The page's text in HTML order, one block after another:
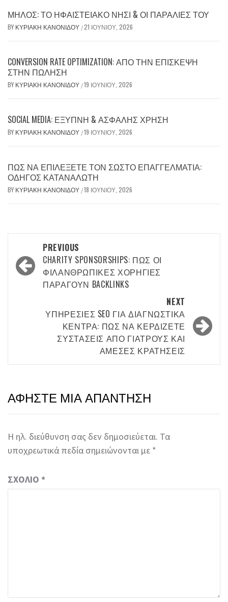
ΜΉΛΟΣ: ΤΟ ΗΦΑΙΣΤΕΙΑΚΌ ΝΗΣΊ & ΟΙ ΠΑΡΑΛΊΕΣ ΤΟΥ
BY ΚΥΡΙΑΚΉ ΚΑΝΟΝΊΔΟΥ /21 ΙΟΥΝΊΟΥ, 2026
CONVERSION RATE OPTIMIZATION: ΑΠΌ ΤΗΝ ΕΠΊΣΚΕΨΗ
ΣΤΗΝ ΠΏΛΗΣΗ
BY ΚΥΡΙΑΚΉ ΚΑΝΟΝΊΔΟΥ /19 ΙΟΥΝΊΟΥ, 2026
SOCIAL MEDIA: ΈΞΥΠΝΗ & ΑΣΦΑΛΉΣ ΧΡΉΣΗ
BY ΚΥΡΙΑΚΉ ΚΑΝΟΝΊΔΟΥ /19 ΙΟΥΝΊΟΥ, 2026
ΠΏΣ ΝΑ ΕΠΙΛΈΞΕΤΕ ΤΟΝ ΣΩΣΤΌ ΕΠΑΓΓΕΛΜΑΤΊΑ:
ΟΔΗΓΌΣ ΚΑΤΑΝΑΛΩΤΉ
BY ΚΥΡΙΑΚΉ ΚΑΝΟΝΊΔΟΥ /18 ΙΟΥΝΊΟΥ, 2026
navigation
PREVIOUS
CHARITY SPONSORSHIPS: ΠΏΣ ΟΙ
ΦΙΛΑΝΘΡΩΠΙΚΈΣ ΧΟΡΗΓΊΕΣ
ΠΑΡΆΓΟΥΝ BACKLINKS
NEXT
ΥΠΗΡΕΣΊΕΣ SEO ΓΙΑ ΔΙΑΓΝΩΣΤΙΚΆ
ΚΈΝΤΡΑ: ΠΏΣ ΝΑ ΚΕΡΔΊΖΕΤΕ
ΣΥΣΤΆΣΕΙΣ ΑΠΌ ΓΙΑΤΡΟΎΣ ΚΑΙ
ΆΜΕΣΕΣ ΚΡΑΤΉΣΕΙΣ
ΑΦΉΣΤΕ ΜΙΑ ΑΠΆΝΤΗΣΗ
Η ηλ. διεύθυνση σας δεν δημοσιεύεται. Τα
υποχρεωτικά πεδία σημειώνονται με *
ΣΧΌΛΙΟ *